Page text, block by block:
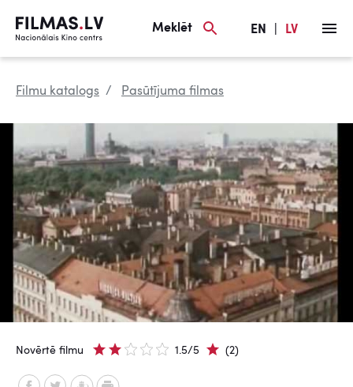
Meklēt EN LV
Filmu katalogs Pasūtījuma filmas
Novērtē filmu 1.5/5 (2)